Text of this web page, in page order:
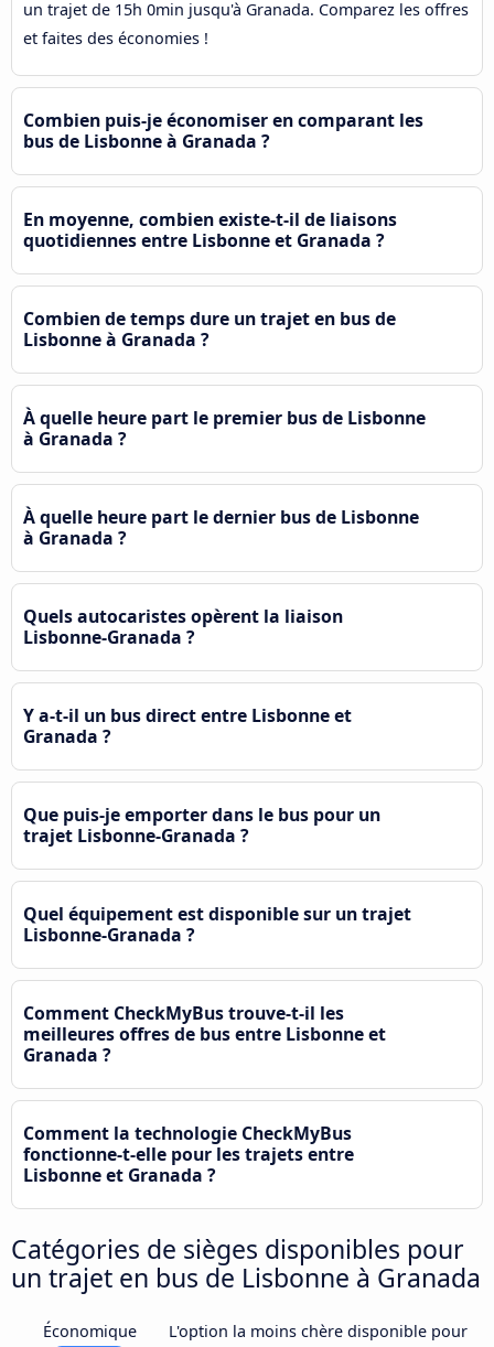
un trajet de 15h 0min jusqu'à Granada. Comparez les offres
et faites des économies !
Combien puis-je économiser en comparant les
bus de Lisbonne à Granada ?
En moyenne, combien existe-t-il de liaisons
quotidiennes entre Lisbonne et Granada ?
Combien de temps dure un trajet en bus de
Lisbonne à Granada ?
À quelle heure part le premier bus de Lisbonne
à Granada ?
À quelle heure part le dernier bus de Lisbonne
à Granada ?
Quels autocaristes opèrent la liaison
Lisbonne-Granada ?
Y a-t-il un bus direct entre Lisbonne et
Granada ?
Que puis-je emporter dans le bus pour un
trajet Lisbonne-Granada ?
Quel équipement est disponible sur un trajet
Lisbonne-Granada ?
Comment CheckMyBus trouve-t-il les
meilleures offres de bus entre Lisbonne et
Granada ?
Comment la technologie CheckMyBus
fonctionne-t-elle pour les trajets entre
Lisbonne et Granada ?
Catégories de sièges disponibles pour
un trajet en bus de Lisbonne à Granada
Économique
L'option la moins chère disponible pour